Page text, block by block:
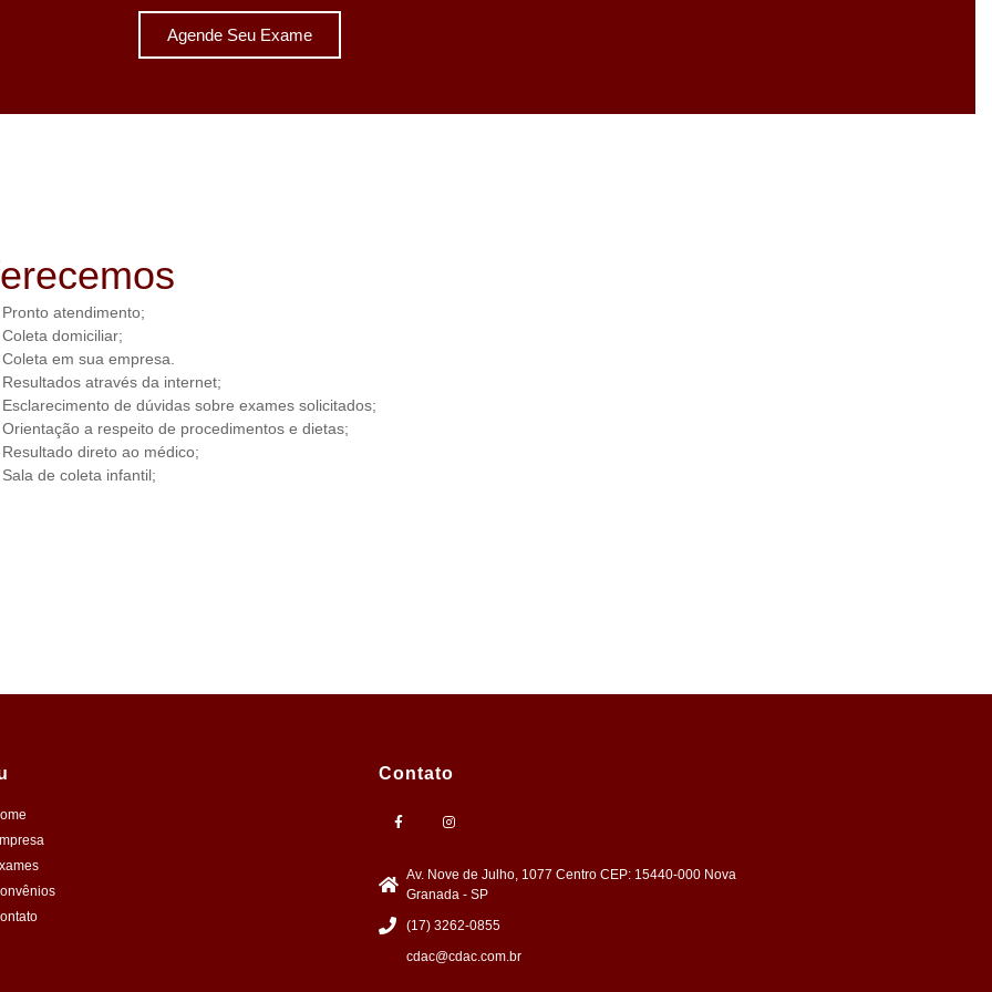
Agende Seu Exame
Pronto atendimento;
Coleta domiciliar;
Coleta em sua empresa.
Resultados através da internet;
Esclarecimento de dúvidas sobre exames solicitados;
Orientação a respeito de procedimentos e dietas;
Resultado direto ao médico;
Sala de coleta infantil;
Contato
Av. Nove de Julho, 1077 Centro CEP: 15440-000 Nova
Granada - SP
(17) 3262-0855
cdac@cdac.com.br